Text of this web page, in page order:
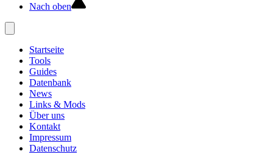
Nach oben
Startseite
Tools
Guides
Datenbank
News
Links & Mods
Über uns
Kontakt
Impressum
Datenschutz